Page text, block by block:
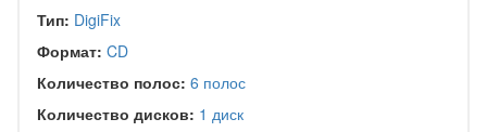
Тип: DigiFix
Формат: CD
Количество полос: 6 полос
Количество дисков: 1 диск